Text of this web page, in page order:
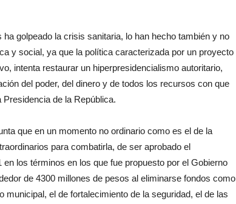
golpeado la crisis sanitaria, lo han hecho también y no
y social, ya que la política caracterizada por un proyecto
intenta restaurar un hiperpresidencialismo autoritario,
del poder, del dinero y de todos los recursos con que
de la República.
que en un momento no ordinario como es el de la
para combatirla, de ser aprobado el
los términos en los que fue propuesto por el Gobierno
de 4300 millones de pesos al eliminarse fondos como
el de fortalecimiento de la seguridad, el de las